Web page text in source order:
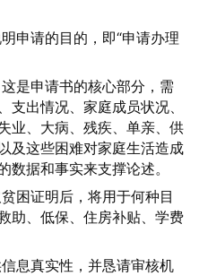
申请的目的，即“申请办理
这是申请书的核心部分，需
支出情况、家庭成员状况、
业、大病、残疾、单亲、供
及这些困难对家庭生活造成
数据和事实来支撑论述。
困证明后，将用于何种目
助、低保、住房补贴、学费
息真实性，并恳请审核机